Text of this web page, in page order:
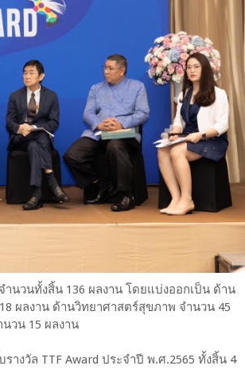
นวนทั้งสิ้น 136 ผลงาน โดยแบ่งออกเป็น ด้าน
ผลงาน ด้านวิทยาศาสตร์สุขภาพ จำนวน 45
วน 15 ผลงาน
งวัล TTF Award ประจำปี พ.ศ.2565 ทั้งสิ้น 4